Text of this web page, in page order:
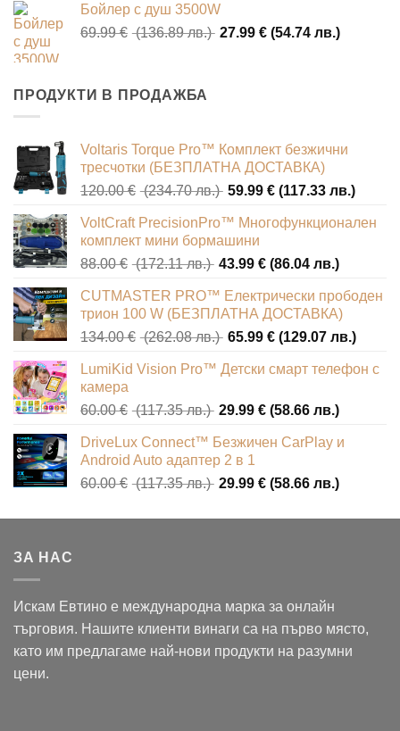
25.56 €
(49.99
(29.00
Бойлер с душ 3500W
69.99€ (136.89 лв.) Original
27.99 €(54.74 лв.)
ПРОДУКТИ В ПРОДАЖБА
Voltaris Torque Pro™ Комплект безжични
тресчотки (БЕЗПЛАТНА ДОСТАВКА)
120.00€ (234.70 лв.) Original
was:
120.00 €
(234.70
59.99 €(117.33 лв.)
е:
VoltCraft PrecisionPro™ Многофункционален
комплект мини бормашини
88.00€ (172.11 лв.) Original
was:
88.00 €
(172.11
43.99 €(86.04 лв.)
е:
43.99 €
(86.04
CUTMASTER PRO™ Електрически прободен
трион 100 W (БЕЗПЛАТНА ДОСТАВКА)
134.00€ (262.08 лв.) Original
was:
(262.08
65.99 €(129.07 лв.)
е:
LumiKid Vision Pro™ Детски смарт телефон с
камера
60.00€ (117.35 лв.) Original
was:
60.00 €
(117.35
29.99 €(58.66 лв.)
е:
(58.66
DriveLux Connect™ Безжичен CarPlay и
Android Auto адаптер 2 в 1
60.00€ (117.35 лв.) Original
was:
29.99 €(58.66 лв.)
е:
ЗА НАС
Искам Евтино е международна марка за онлайн
търговия. Нашите клиенти винаги са на първо място,
като им предлагаме най-нови продукти на разумни
цени.